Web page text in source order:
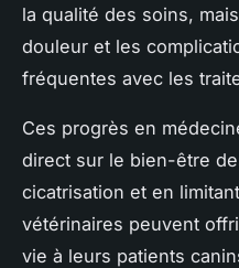
la qualité des soins,
douleur et les
fréquentes avec les
Ces progrès en
direct sur le bien-être
cicatrisation et en
vétérinaires peuvent
vie à leurs patients